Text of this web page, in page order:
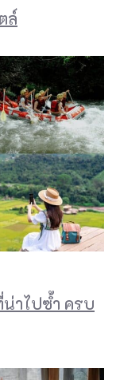
ล์
น่าไปซ้ำ ครบ